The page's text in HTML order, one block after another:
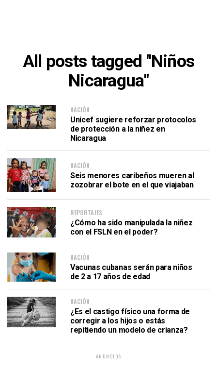
All posts tagged "Niños
Nicaragua"
NACIÓN
Unicef sugiere reforzar protocolos
de protección a la niñez en
Nicaragua
NACIÓN
Seis menores caribeños mueren al
zozobrar el bote en el que viajaban
REPORTAJES
¿Cómo ha sido manipulada la niñez
con el FSLN en el poder?
NACIÓN
Vacunas cubanas serán para niños
de 2 a 17 años de edad
NACIÓN
¿Es el castigo físico una forma de
corregir a los hijos o estás
repitiendo un modelo de crianza?
ANUNCIOS